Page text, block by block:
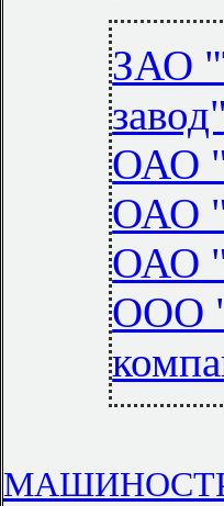
ЗАО
завод"
ОАО
ОАО
ОАО
ООО